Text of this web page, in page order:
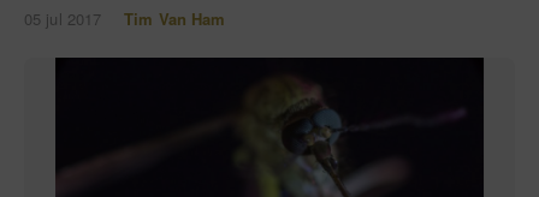
05 jul 2017 Tim Van Ham